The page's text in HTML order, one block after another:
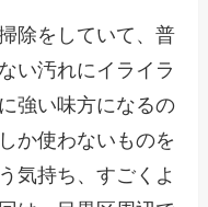
除をしていて、普
い汚れにイライラ
強い味方になるの
か使わないものを
気持ち、すごくよ